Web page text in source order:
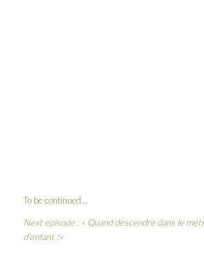
To be continued…
Next episode : « Quand descendre dans le
d’enfant !«